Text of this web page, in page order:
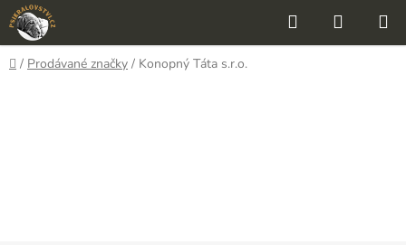
Přejít
na
obsah
Hledat
KOŠÍK
Domů
/ Prodávané značky / Konopný Táta s.r.o.